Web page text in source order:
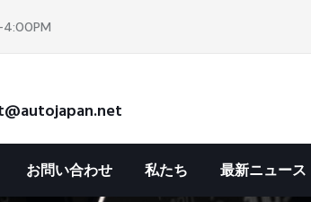
4:00PM
お問い合わせ 私たち 最新ニュース